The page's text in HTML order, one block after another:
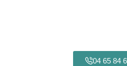
04 65 84